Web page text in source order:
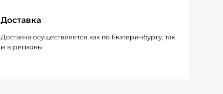
Доставка
Доставка осуществляется как по Екатеринбургу, так
и в регионы